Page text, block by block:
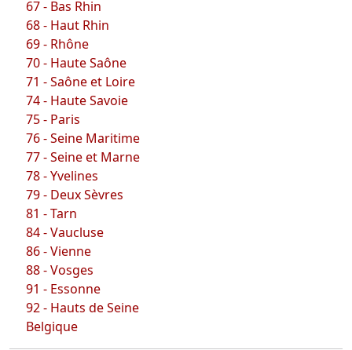
67 - Bas Rhin
68 - Haut Rhin
69 - Rhône
70 - Haute Saône
71 - Saône et Loire
74 - Haute Savoie
75 - Paris
76 - Seine Maritime
77 - Seine et Marne
78 - Yvelines
79 - Deux Sèvres
81 - Tarn
84 - Vaucluse
86 - Vienne
88 - Vosges
91 - Essonne
92 - Hauts de Seine
Belgique